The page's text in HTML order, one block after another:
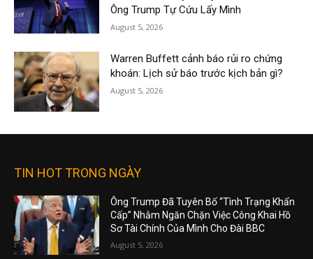
Ông Trump Tự Cứu Lấy Mình
August 5, 2026
Warren Buffett cảnh báo rủi ro chứng
khoán: Lịch sử báo trước kịch bản gì?
August 5, 2026
TIN HOT TRONG NGÀY
Ông Trump Đã Tuyên Bố “Tình Trạng Khẩn
Cấp” Nhằm Ngăn Chặn Việc Công Khai Hồ
Sơ Tài Chính Của Mình Cho Đài BBC
August 5, 2026